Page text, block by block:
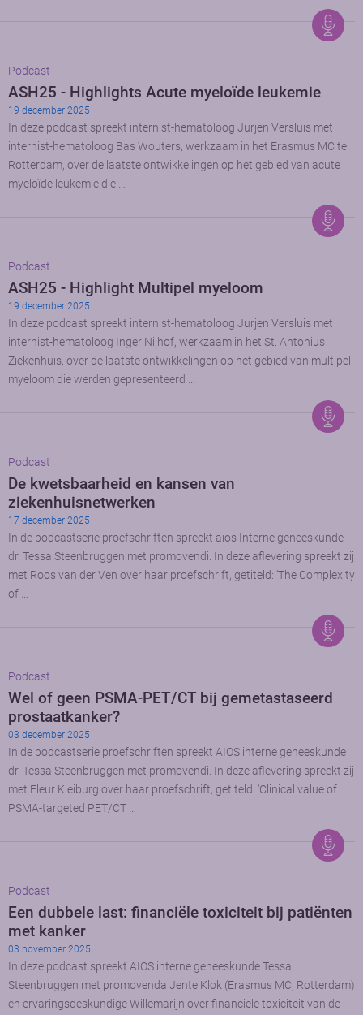
Podcast
ASH25 - Highlights Acute myeloïde leukemie
19 december 2025
In deze podcast spreekt internist-hematoloog Jurjen Versluis met
internist-hematoloog Bas Wouters, werkzaam in het Erasmus MC te
Rotterdam, over de laatste ontwikkelingen op het gebied van acute
myeloïde leukemie die …
Podcast
ASH25 - Highlight Multipel myeloom
19 december 2025
In deze podcast spreekt internist-hematoloog Jurjen Versluis met
internist-hematoloog Inger Nijhof, werkzaam in het St. Antonius
Ziekenhuis, over de laatste ontwikkelingen op het gebied van multipel
myeloom die werden gepresenteerd …
Podcast
De kwetsbaarheid en kansen van
ziekenhuisnetwerken
17 december 2025
In de podcastserie proefschriften spreekt aios Interne geneeskunde
dr. Tessa Steenbruggen met promovendi. In deze aflevering spreekt zij
met Roos van der Ven over haar proefschrift, getiteld: ‘The Complexity
of …
Podcast
Wel of geen PSMA-PET/CT bij gemetastaseerd
prostaatkanker?
03 december 2025
In de podcastserie proefschriften spreekt AIOS interne geneeskunde
dr. Tessa Steenbruggen met promovendi. In deze aflevering spreekt zij
met Fleur Kleiburg over haar proefschrift, getiteld: ‘Clinical value of
PSMA-targeted PET/CT …
Podcast
Een dubbele last: financiële toxiciteit bij patiënten
met kanker
03 november 2025
In deze podcast spreekt AIOS interne geneeskunde Tessa
Steenbruggen met promovenda Jente Klok (Erasmus MC, Rotterdam)
en ervaringsdeskundige Willemarijn over financiële toxiciteit van de